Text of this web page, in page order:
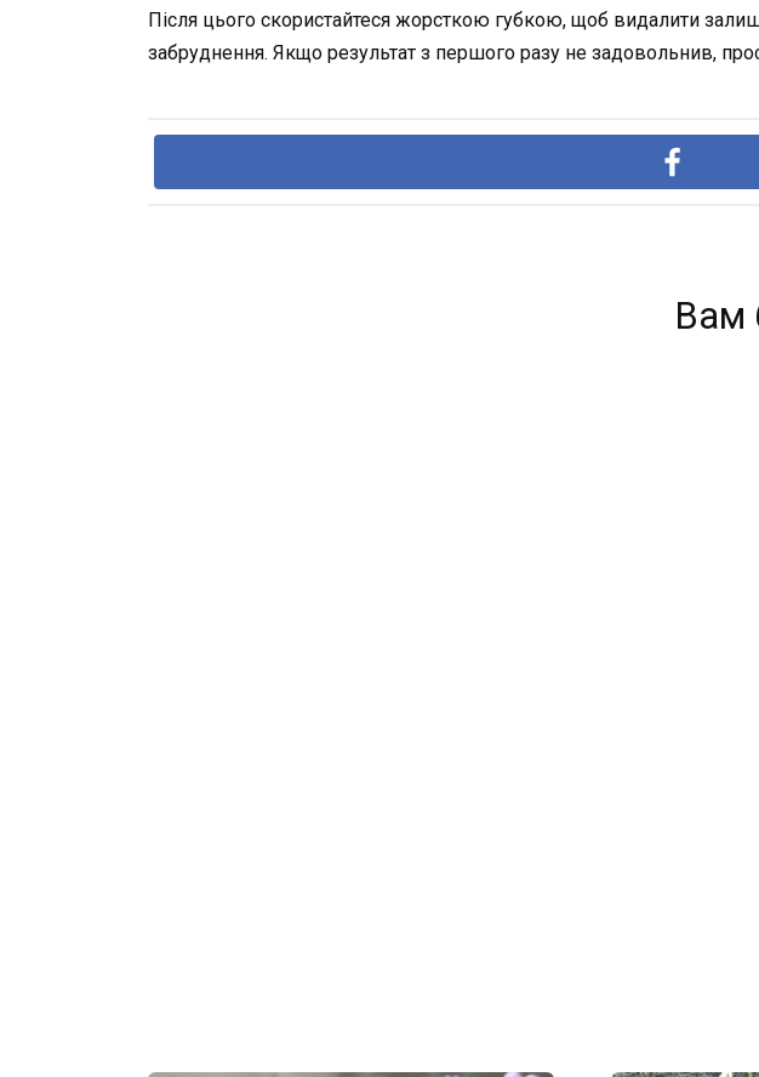
Після цього скористайтеся жорсткою губкою, щоб видалити
забруднення. Якщо результат з першого разу не задовольнив,
Вам